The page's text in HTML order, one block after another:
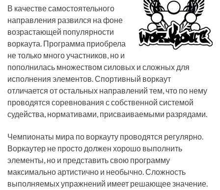
В качестве самостоятельного
направления развился на фоне
возрастающей популярности
воркаута. Программа приобрела
не только много участников, но и
пополнилась множеством силовых и сложных для
исполнения элементов. Спортивный воркаут
отличается от остальных направлений тем, что по нему
проводятся соревнования с собственной системой
судейства, нормативами, присваиваемыми разрядами.
Чемпионаты мира по воркауту проводятся регулярно.
Воркаутер не просто должен хорошо выполнить
элементы, но и представить свою программу
максимально артистично и необычно. Сложность
выполняемых упражнений имеет решающее значение.